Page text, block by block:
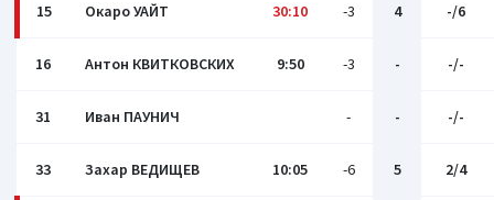
15 Окаро УАЙТ 30:10 -3 4 -/6
16 Антон КВИТКОВСКИХ 9:50 -3 - -/-
31 Иван ПАУНИЧ - - -/-
33 Захар ВЕДИЩЕВ 10:05 -6 5 2/4